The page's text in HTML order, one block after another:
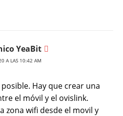
YeaBit
A LAS 10:42 AM
posible. Hay que crear una
el móvil y el ovislink.
zona wifi desde el movil y